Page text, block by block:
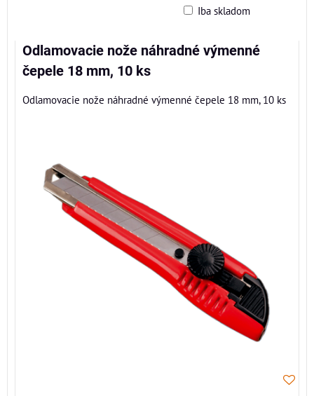
Iba skladom
Odlamovacie nože náhradné výmenné
čepele 18 mm, 10 ks
Odlamovacie nože náhradné výmenné čepele 18 mm, 10 ks